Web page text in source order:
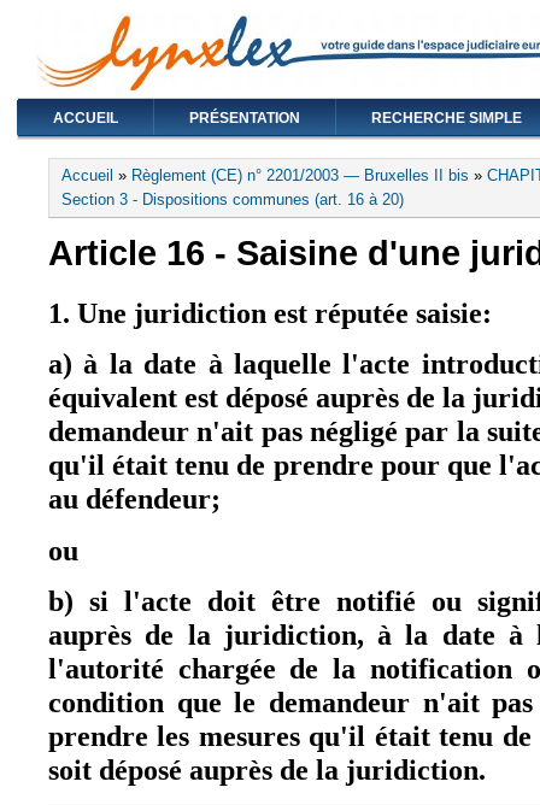
ACCUEIL PRÉSENTATION RECHERCHE SIMPLE
Vous êtes ici
Accueil » Règlement (CE) n° 2201/2003 — Bruxelles II bis »
Section 3 - Dispositions communes (art. 16 à 20)
Article 16 - Saisine d'une
1. Une juridiction est réputée saisie:
a) à la date à laquelle l'acte
équivalent est déposé auprès de la
demandeur n'ait pas négligé par la
qu'il était tenu de prendre pour que
au défendeur;
ou
b) si l'acte doit être notifié ou
auprès de la juridiction, à la date à
l'autorité chargée de la notification
condition que le demandeur n'ait
prendre les mesures qu'il était tenu
soit déposé auprès de la juridiction.